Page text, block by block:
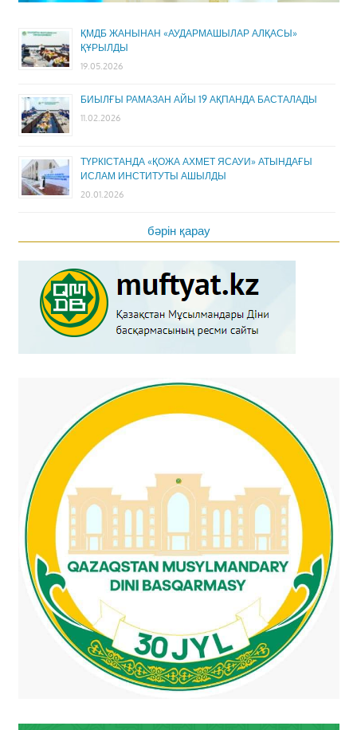
ҚМДБ ЖАНЫНАН «АУДАРМАШЫЛАР АЛҚАСЫ»
ҚҰРЫЛДЫ
19.05.2026
БИЫЛҒЫ РАМАЗАН АЙЫ 19 АҚПАНДА БАСТАЛАДЫ
11.02.2026
ТҮРКІСТАНДА «ҚОЖА АХМЕТ ЯСАУИ» АТЫНДАҒЫ
ИСЛАМ ИНСТИТУТЫ АШЫЛДЫ
20.01.2026
бәрін қарау